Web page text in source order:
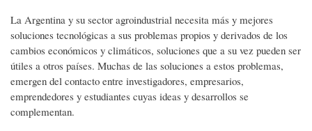
La Argentina y su sector agroindustrial necesita más y mejores
soluciones tecnológicas a sus problemas propios y derivados de los
cambios económicos y climáticos, soluciones que a su vez pueden ser
útiles a otros países. Muchas de las soluciones a estos problemas,
emergen del contacto entre investigadores, empresarios,
emprendedores y estudiantes cuyas ideas y desarrollos se
complementan.